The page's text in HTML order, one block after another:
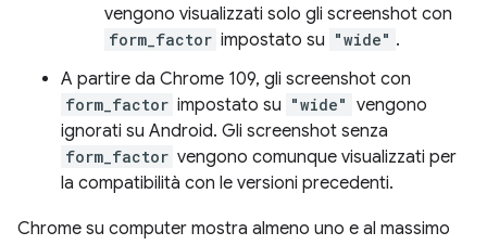
vengono visualizzati solo gli screenshot con
form_factor impostato su "wide" .
A partire da Chrome 109, gli screenshot con
form_factor impostato su "wide" vengono
ignorati su Android. Gli screenshot senza
form_factor vengono comunque visualizzati per
la compatibilità con le versioni precedenti.
Chrome su computer mostra almeno uno e al massimo